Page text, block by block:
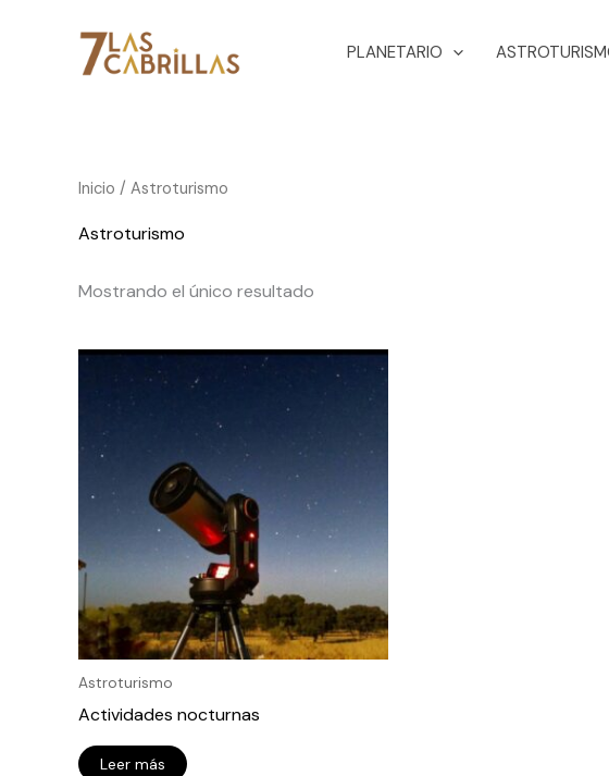
PLANETARIO
Inicio / Astroturismo
Astroturismo
Mostrando el único resultado
Astroturismo
Actividades nocturnas
Leer más